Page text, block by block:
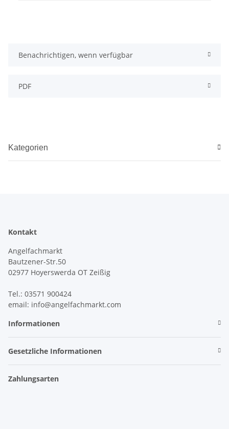
Benachrichtigen, wenn verfügbar
PDF
Kategorien
Kontakt
Angelfachmarkt
Bautzener-Str.50
02977 Hoyerswerda OT Zeißig
Tel.: 03571 900424
email: info@angelfachmarkt.com
Informationen
Gesetzliche Informationen
Zahlungsarten